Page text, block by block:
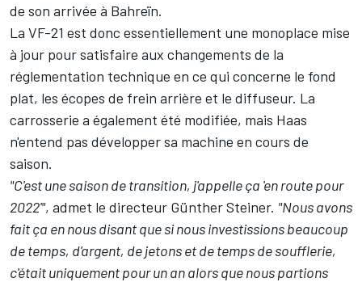
de son arrivée à Bahreïn.
La VF-21 est donc essentiellement une monoplace mise
à jour pour satisfaire aux changements de la
réglementation technique en ce qui concerne le fond
plat, les écopes de frein arrière et le diffuseur. La
carrosserie a également été modifiée, mais Haas
n'entend pas développer sa machine en cours de
saison.
"C'est une saison de transition, j'appelle ça 'en route pour
2022'", admet le directeur Günther Steiner. "Nous avons
fait ça en nous disant que si nous investissions beaucoup
de temps, d'argent, de jetons et de temps de soufflerie,
c'était uniquement pour un an alors que nous partions